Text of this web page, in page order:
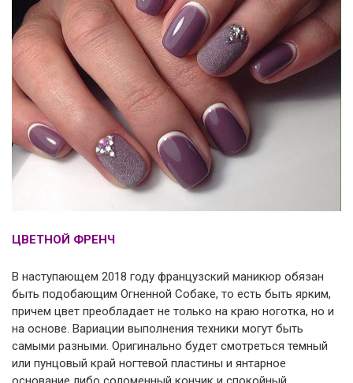
ЦВЕТНОЙ ФРЕНЧ
В наступающем 2018 году французский маникюр обязан
быть подобающим Огненной Собаке, то есть быть ярким,
причем цвет преобладает не только на краю ноготка, но и
на основе. Вариации выполнения техники могут быть
самыми разными. Оригинально будет смотреться темный
или пунцовый край ногтевой пластины и янтарное